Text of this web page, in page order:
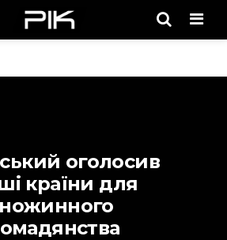
оголосив
країни для